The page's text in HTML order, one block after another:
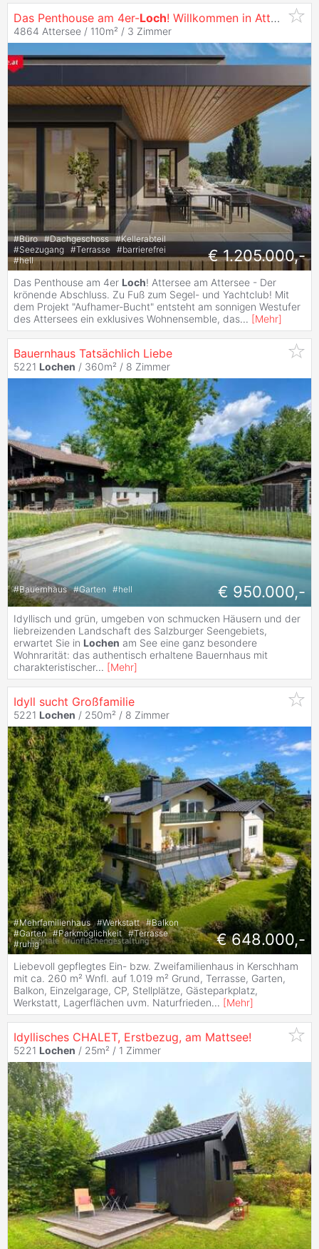
Das Penthouse am 4er-Loch! Willkommen in Attersee
4864 Attersee / 110m² / 3 Zimmer
#Büro #Dachgeschoss #Kellerabteil
#Seezugang #Terrasse #barrierefrei
#hell € 1.205.000,-
Das Penthouse am 4er Loch! Attersee am Attersee - Der
krönende Abschluss. Zu Fuß zum Segel- und Yachtclub! Mit
dem Projekt "Aufhamer-Bucht" entsteht am sonnigen Westufer
des Attersees ein exklusives Wohnensemble, das... [Mehr]
Bauernhaus Tatsächlich Liebe
5221 Lochen / 360m² / 8 Zimmer
#Bauernhaus #Garten #hell € 950.000,-
Idyllisch und grün, umgeben von schmucken Häusern und der
liebreizenden Landschaft des Salzburger Seengebiets,
erwartet Sie in Lochen am See eine ganz besondere
Wohnrarität: das authentisch erhaltene Bauernhaus mit
charakteristischer... [Mehr]
Idyll sucht Großfamilie
5221 Lochen / 250m² / 8 Zimmer
#Mehrfamilienhaus #Werkstatt #Balkon
#Garten #Parkmöglichkeit #Terrasse
#ruhig € 648.000,-
Liebevoll gepflegtes Ein- bzw. Zweifamilienhaus in Kerschham
mit ca. 260 m² Wnfl. auf 1.019 m² Grund, Terrasse, Garten,
Balkon, Einzelgarage, CP, Stellplätze, Gästeparkplatz,
Werkstatt, Lagerflächen uvm. Naturfrieden... [Mehr]
Idyllisches CHALET, Erstbezug, am Mattsee!
5221 Lochen / 25m² / 1 Zimmer